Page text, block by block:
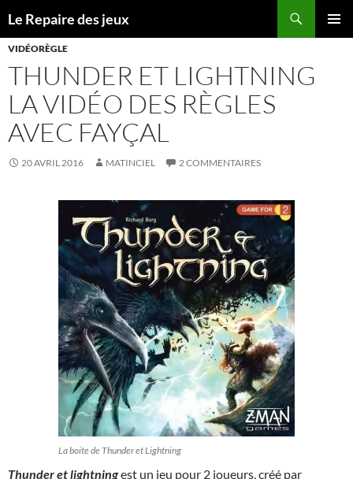
Le Repaire des jeux
AU
CONTENU
VIDÉORÈGLE
THUNDER ET LIGHTNING
LA VIDÉO DES RÈGLES
AVEC FAYÇAL
20 AVRIL 2016 MATINCIEL 2 COMMENTAIRES
La boite de Thunder et Lightning
Thunder et lightningest un jeu pour 2 joueurs, créé par